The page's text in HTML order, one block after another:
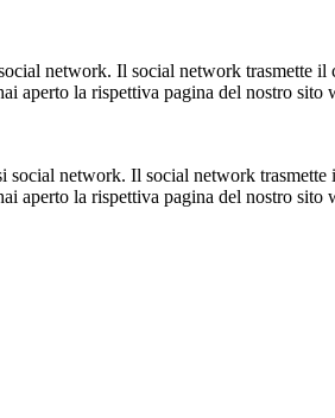
network. Il social network trasmette
aperto la rispettiva pagina del nostro sito
network. Il social network
aperto la rispettiva pagina del nostro sito